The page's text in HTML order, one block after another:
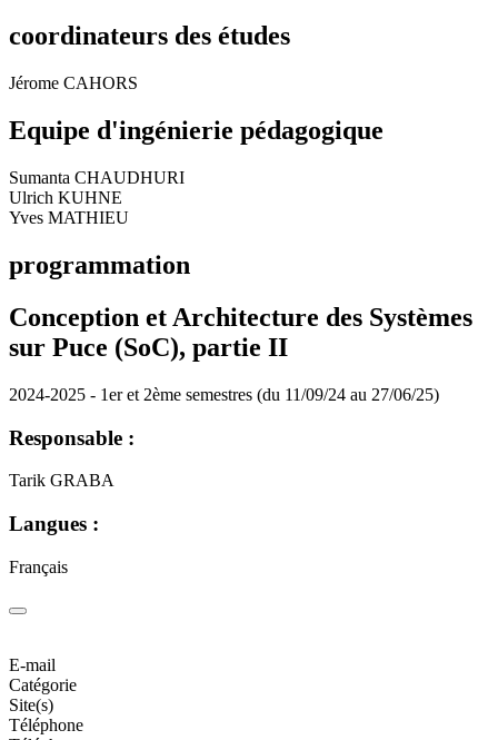
coordinateurs des études
Jérome CAHORS
Equipe d'ingénierie pédagogique
Sumanta CHAUDHURI
Ulrich KUHNE
Yves MATHIEU
programmation
Conception et Architecture des Systèmes
sur Puce (SoC), partie II
2024-2025 - 1er et 2ème semestres (du 11/09/24 au 27/06/25)
Responsable :
Tarik GRABA
Langues :
Français
E-mail
Catégorie
Site(s)
Téléphone